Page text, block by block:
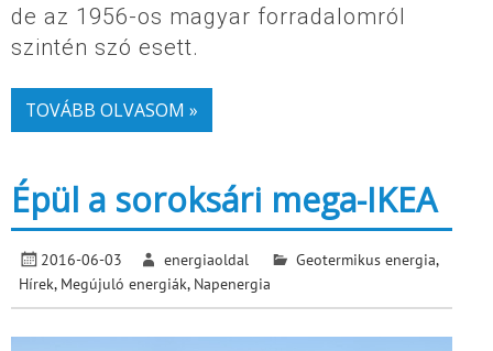
de az 1956-os magyar forradalomról
szintén szó esett.
TOVÁBB OLVASOM »
Épül a soroksári mega-IKEA
2016-06-03 energiaoldal Geotermikus energia,
Hírek, Megújuló energiák, Napenergia